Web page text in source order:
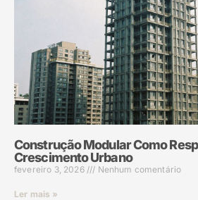
Construção Modular Como
Crescimento Urbano
fevereiro 3, 2026 Nenhum comentário
Ler mais »